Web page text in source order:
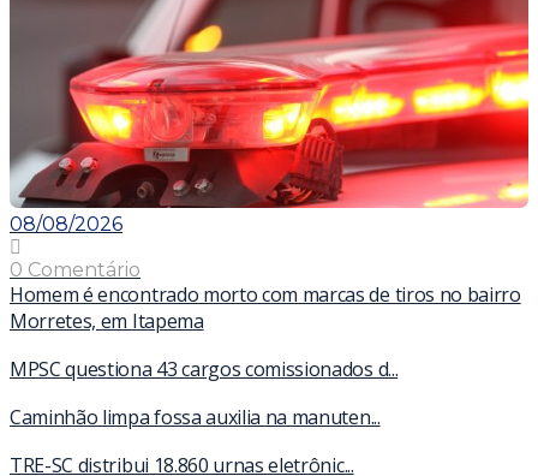
08/08/2026
0 Comentário
Homem é encontrado morto com marcas de tiros no bairro
Morretes, em Itapema
MPSC questiona 43 cargos comissionados d...
Caminhão limpa fossa auxilia na manuten...
TRE-SC distribui 18.860 urnas eletrônic...